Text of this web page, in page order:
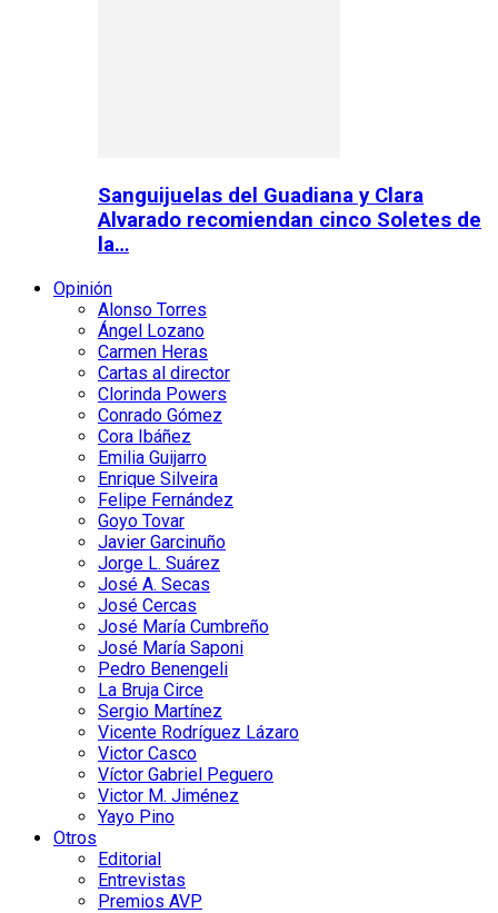
Sanguijuelas del Guadiana y Clara
Alvarado recomiendan cinco Soletes de
la…
Opinión
Alonso Torres
Ángel Lozano
Carmen Heras
Cartas al director
Clorinda Powers
Conrado Gómez
Cora Ibáñez
Emilia Guijarro
Enrique Silveira
Felipe Fernández
Goyo Tovar
Javier Garcinuño
Jorge L. Suárez
José A. Secas
José Cercas
José María Cumbreño
José María Saponi
Pedro Benengeli
La Bruja Circe
Sergio Martínez
Vicente Rodríguez Lázaro
Victor Casco
Víctor Gabriel Peguero
Victor M. Jiménez
Yayo Pino
Otros
Editorial
Entrevistas
Premios AVP